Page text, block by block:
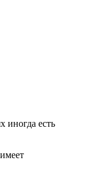
иногда есть